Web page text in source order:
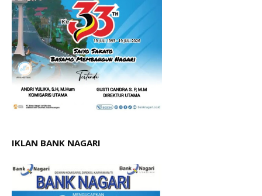
IKLAN BANK NAGARI